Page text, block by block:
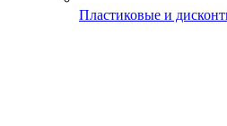
Пластиковые и